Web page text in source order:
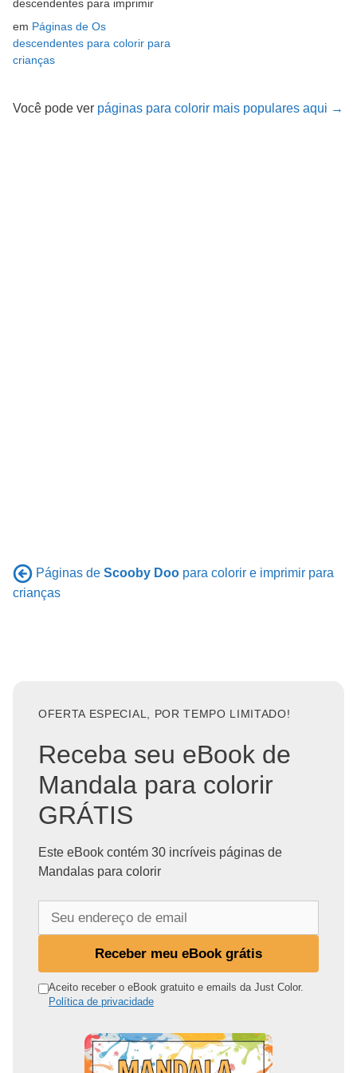
descendentes para imprimir
em Páginas de Os
descendentes para colorir para
crianças
Você pode ver páginas para colorir mais populares aqui →
Páginas de Scooby Doo para colorir e imprimir para
crianças
OFERTA ESPECIAL, POR TEMPO LIMITADO!
Receba seu eBook de
Mandala para colorir
GRÁTIS
Este eBook contém 30 incríveis páginas de
Mandalas para colorir
n
Receber meu eBook grátis
Aceito receber o eBook gratuito e emails da Just Color.
Política de privacidade